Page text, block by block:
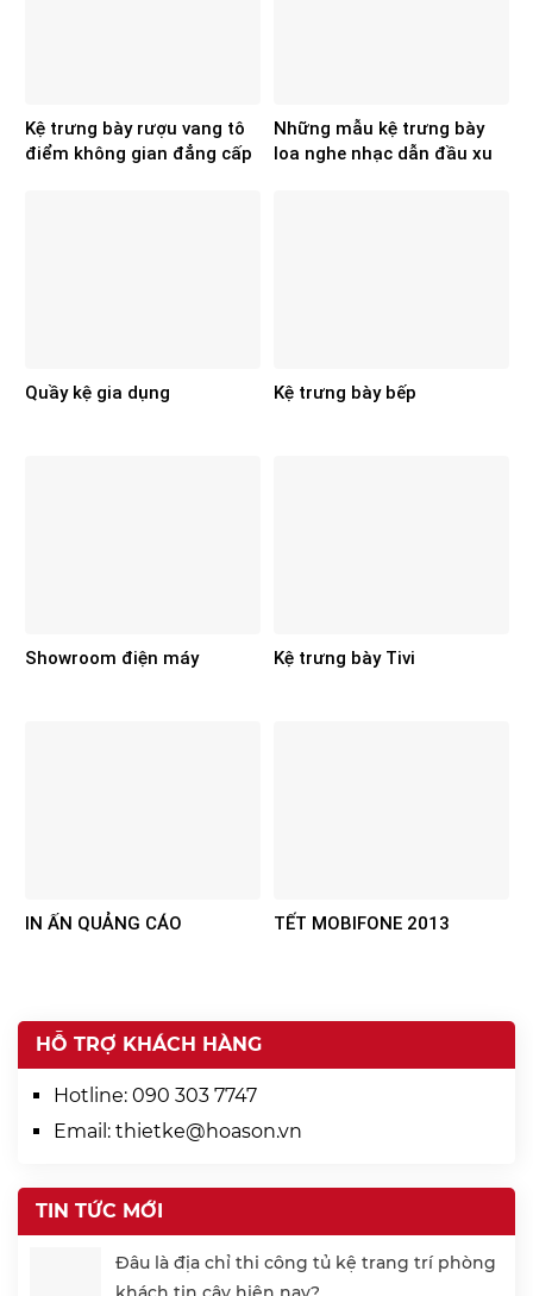
Kệ trưng bày rượu vang tô
điểm không gian đẳng cấp
Những mẫu kệ trưng bày
loa nghe nhạc dẫn đầu xu
Quầy kệ gia dụng Kệ trưng bày bếp
Showroom điện máy Kệ trưng bày Tivi
IN ẤN QUẢNG CÁO TẾT MOBIFONE 2013
HỖ TRỢ KHÁCH HÀNG
Hotline: 090 303 7747
Email: thietke@hoason.vn
TIN TỨC MỚI
Đâu là địa chỉ thi công tủ kệ trang trí phòng